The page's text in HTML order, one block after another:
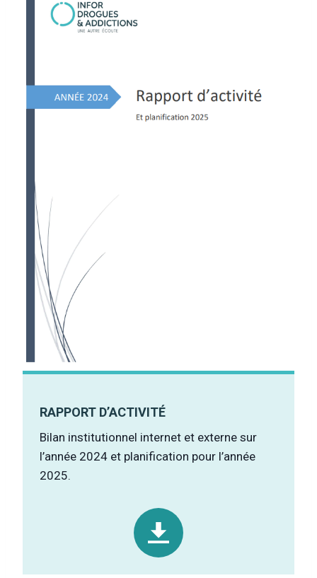
RAPPORT D’ACTIVITÉ
Bilan institutionnel internet et externe sur
l’année 2024 et planification pour l’année
2025.